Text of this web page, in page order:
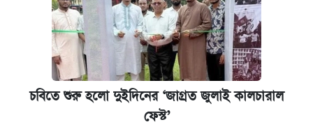
চবিতে শুরু হলো দুইদিনের ‘জাগ্রত জুলাই কালচারাল
ফেস্ট’